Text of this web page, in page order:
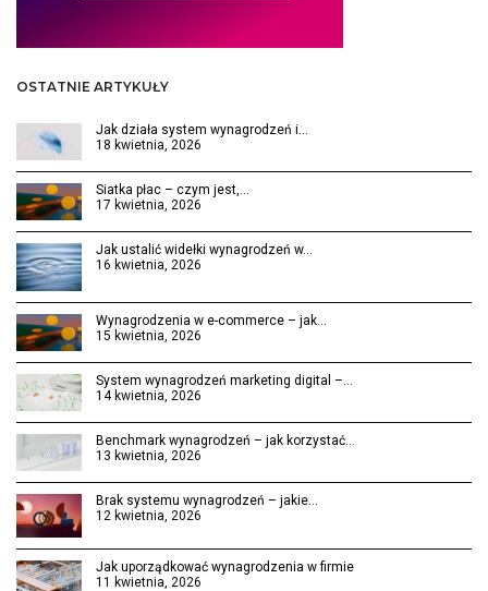
OSTATNIE ARTYKUŁY
Jak działa system wynagrodzeń i…
18 kwietnia, 2026
Siatka płac – czym jest,…
17 kwietnia, 2026
Jak ustalić widełki wynagrodzeń w…
16 kwietnia, 2026
Wynagrodzenia w e-commerce – jak…
15 kwietnia, 2026
System wynagrodzeń marketing digital –…
14 kwietnia, 2026
Benchmark wynagrodzeń – jak korzystać…
13 kwietnia, 2026
Brak systemu wynagrodzeń – jakie…
12 kwietnia, 2026
Jak uporządkować wynagrodzenia w firmie
11 kwietnia, 2026